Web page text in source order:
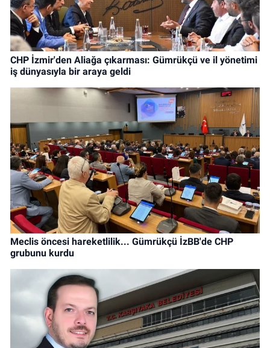
CHP İzmir'den Aliağa çıkarması: Gümrükçü ve il yönetimi
iş dünyasıyla bir araya geldi
Meclis öncesi hareketlilik... Gümrükçü İzBB'de CHP
grubunu kurdu